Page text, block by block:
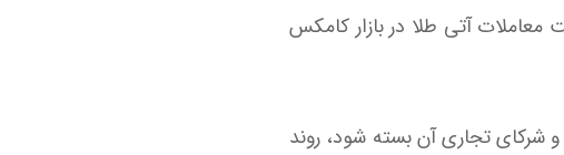
به ۳۲۳۰ دلار و ۳۳ سنت رسید. قیمت معاملات آتی طلا در بازار کامکس
و شرکای تجاری آن بسته شود، روند